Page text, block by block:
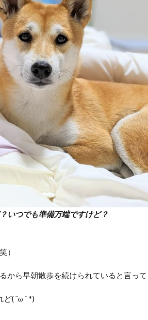
いつでも準備万端ですけど？
）
から早朝散歩を続けられていると言って
( ˘ω ˘ *)